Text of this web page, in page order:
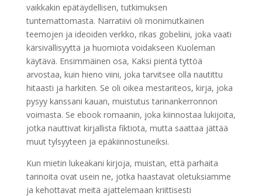
vaikkakin epätäydellisen, tutkimuksen
tuntemattomasta. Narratiivi oli monimutkainen
teemojen ja ideoiden verkko, rikas gobeliini, joka vaati
kärsivällisyyttä ja huomiota voidakseen Kuoleman
käytävä. Ensimmäinen osa, Kaksi pientä tyttöä
arvostaa, kuin hieno viini, joka tarvitsee olla nautittu
hitaasti ja harkiten. Se oli oikea mestariteos, kirja, joka
pysyy kanssani kauan, muistutus tarinankerronnon
voimasta. Se ebook romaanin, joka kiinnostaa lukijoita,
jotka nauttivat kirjallista fiktiota, mutta saattaa jättää
muut tylsyyteen ja epäkiinnostuneiksi.
Kun mietin lukeakani kirjoja, muistan, että parhaita
tarinoita ovat usein ne, jotka haastavat oletuksiamme
ja kehottavat meitä ajattelemaan kriittisesti